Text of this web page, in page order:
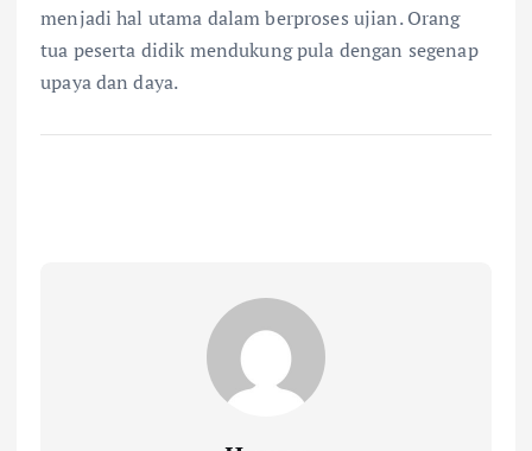
menjadi hal utama dalam berproses ujian. Orang
tua peserta didik mendukung pula dengan segenap
upaya dan daya.